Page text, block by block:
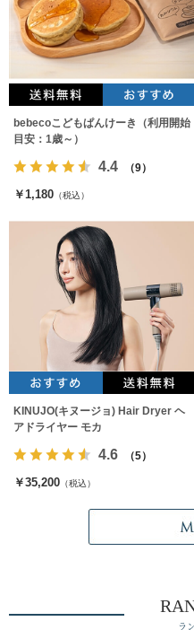
bebecoこどもぱんけーき（利用開始
目安：1歳～）
4.4 （9）
￥1,180 （税込）
KINUJO(キヌージョ) Hair Dryer ヘ
アドライヤー モカ
4.6 （5）
￥35,200 （税込）
ラ